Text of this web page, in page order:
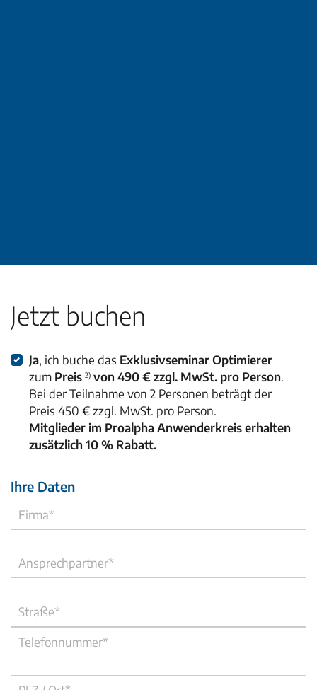
Jetzt buchen
Ja, ich buche das Exklusivseminar Optimierer
zum Preis 2)von 490 € zzgl. MwSt. pro Person.
Bei der Teilnahme von 2 Personen beträgt der
Preis 450 € zzgl. MwSt. pro Person.
Mitglieder im Proalpha Anwenderkreis erhalten
zusätzlich 10 % Rabatt.
Ihre Daten